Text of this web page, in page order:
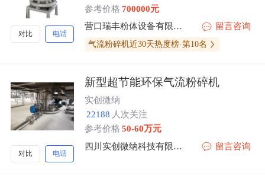
对比 电话
参考价格 700000元
营口瑞丰粉体设备有限公司
留言咨询
气流粉碎机近30天热度榜·第10名
对比 电话
新型超节能环保气流粉碎机
实创微纳
22188 人次关注
参考价格 50-60万元
四川实创微纳科技有限公司
留言咨询